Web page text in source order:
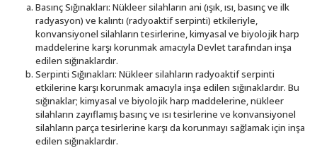
Basınç Sığınakları: Nükleer silahların ani (ışık, ısı, basınç ve ilk
radyasyon) ve kalıntı (radyoaktif serpinti) etkileriyle,
konvansiyonel silahların tesirlerine, kimyasal ve biyolojik harp
maddelerine karşı korunmak amacıyla Devlet tarafından inşa
edilen sığınaklardır.
Serpinti Sığınakları: Nükleer silahların radyoaktif serpinti
etkilerine karşı korunmak amacıyla inşa edilen sığınaklardır. Bu
sığınaklar; kimyasal ve biyolojik harp maddelerine, nükleer
silahların zayıflamış basınç ve ısı tesirlerine ve konvansiyonel
silahların parça tesirlerine karşı da korunmayı sağlamak için inşa
edilen sığınaklardır.